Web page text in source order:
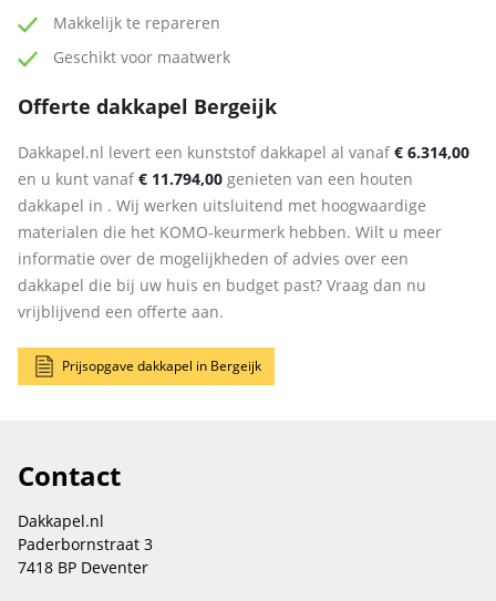
Makkelijk te repareren
Geschikt voor maatwerk
Offerte dakkapel Bergeijk
Dakkapel.nl levert een kunststof dakkapel al vanaf€ 6.314,00
en u kunt vanaf€ 11.794,00 genieten van een houten
dakkapel in . Wij werken uitsluitend met hoogwaardige
materialen die het KOMO-keurmerk hebben. Wilt u meer
informatie over de mogelijkheden of advies over een
dakkapel die bij uw huis en budget past? Vraag dan nu
vrijblijvend een offerte aan.
Prijsopgave dakkapel in Bergeijk
Contact
Dakkapel.nl
Paderbornstraat 3
7418 BP Deventer